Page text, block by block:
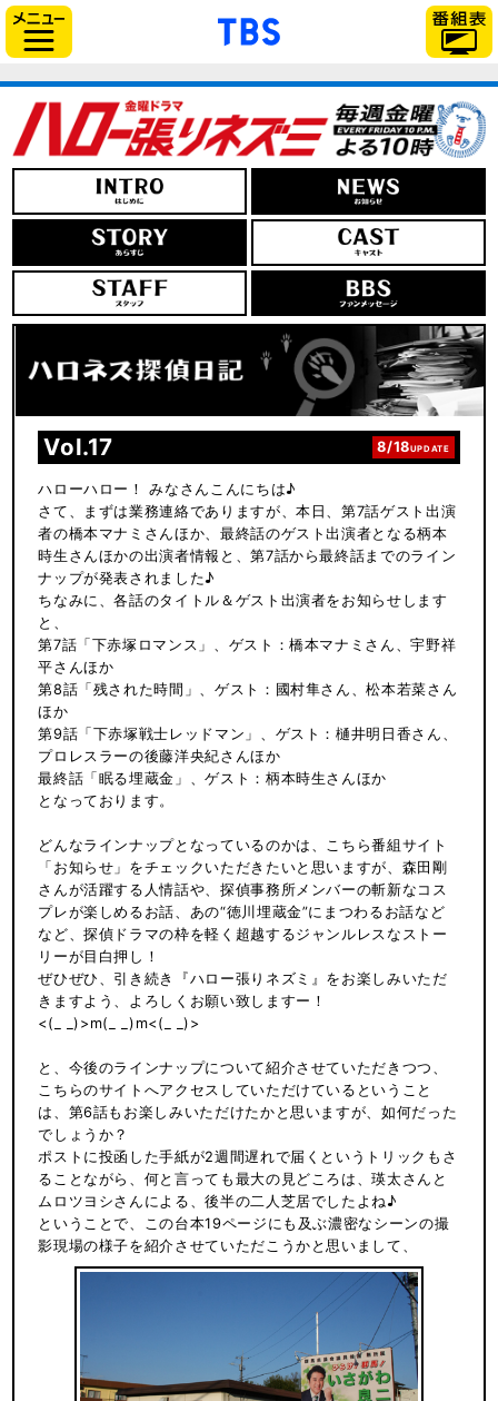
「TBSテレビ」トップ
Vol.17 8/18UPDATE
ハローハロー！ みなさんこんにちは♪
さて、まずは業務連絡でありますが、本日、第7話ゲスト出演
者の橋本マナミさんほか、最終話のゲスト出演者となる柄本
時生さんほかの出演者情報と、第7話から最終話までのライン
ナップが発表されました♪
ちなみに、各話のタイトル＆ゲスト出演者をお知らせします
と、
第7話「下赤塚ロマンス」、ゲスト：橋本マナミさん、宇野祥
平さんほか
第8話「残された時間」、ゲスト：國村隼さん、松本若菜さん
ほか
第9話「下赤塚戦士レッドマン」、ゲスト：樋井明日香さん、
プロレスラーの後藤洋央紀さんほか
最終話「眠る埋蔵金」、ゲスト：柄本時生さんほか
となっております。
どんなラインナップとなっているのかは、こちら番組サイト
「お知らせ」をチェックいただきたいと思いますが、森田剛
さんが活躍する人情話や、探偵事務所メンバーの斬新なコス
プレが楽しめるお話、あの“徳川埋蔵金”にまつわるお話など
など、探偵ドラマの枠を軽く超越するジャンルレスなストー
リーが目白押し！
ぜひぜひ、引き続き『ハロー張りネズミ』をお楽しみいただ
きますよう、よろしくお願い致しますー！
<(_ _)>m(_ _)m<(_ _)>
と、今後のラインナップについて紹介させていただきつつ、
こちらのサイトへアクセスしていただけているということ
は、第6話もお楽しみいただけたかと思いますが、如何だった
でしょうか？
ポストに投函した手紙が2週間遅れで届くというトリックもさ
ることながら、何と言っても最大の見どころは、瑛太さんと
ムロツヨシさんによる、後半の二人芝居でしたよね♪
ということで、この台本19ページにも及ぶ濃密なシーンの撮
影現場の様子を紹介させていただこうかと思いまして、